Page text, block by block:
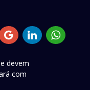
devem
com